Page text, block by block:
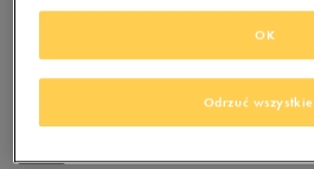
+ 450 PKT WKLUBIE 50 STYLE
Odrzuć wszystkie
OK